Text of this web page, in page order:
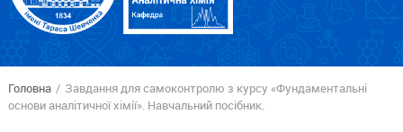
Ви є тут
Головна / Завдання для самоконтролю з курсу «Фундаментальні
основи аналітичної хімії». Навчальний посібник.